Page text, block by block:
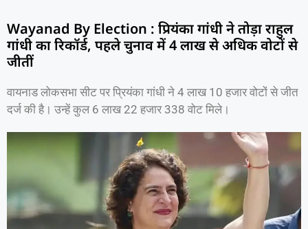
Wayanad By Election : प्रियंका गांधी ने तोड़ा राहुल
गांधी का रिकॉर्ड, पहले चुनाव में 4 लाख से अधिक वोटों से
जीतीं
वायनाड लोकसभा सीट पर प्रियंका गांधी ने 4 लाख 10 हजार वोटों से जीत
दर्ज की है। उन्हें कुल 6 लाख 22 हजार 338 वोट मिले।